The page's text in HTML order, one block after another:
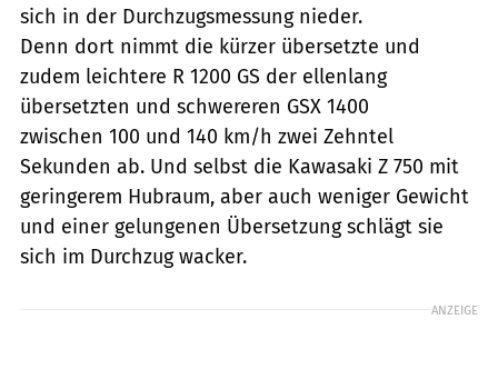
sich in der Durchzugsmessung nieder.
Denn dort nimmt die kürzer übersetzte und
zudem leichtere R 1200 GS der ellenlang
übersetzten und schwereren GSX 1400
zwischen 100 und 140 km/h zwei Zehntel
Sekunden ab. Und selbst die Kawasaki Z 750 mit
geringerem Hubraum, aber auch weniger Gewicht
und einer gelungenen Übersetzung schlägt sie
sich im Durchzug wacker.
ANZEIGE